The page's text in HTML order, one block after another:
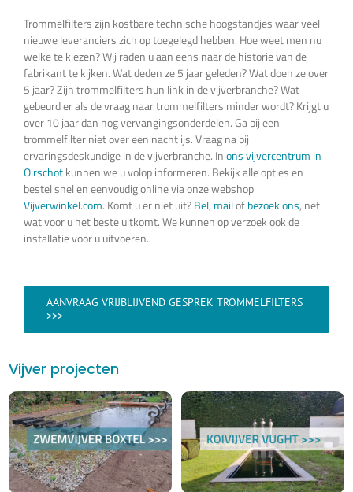
Trommelfilters zijn kostbare technische hoogstandjes waar veel
nieuwe leveranciers zich op toegelegd hebben. Hoe weet men nu
welke te kiezen? Wij raden u aan eens naar de historie van de
fabrikant te kijken. Wat deden ze 5 jaar geleden? Wat doen ze over
5 jaar? Zijn trommelfilters hun link in de vijverbranche? Wat
gebeurd er als de vraag naar trommelfilters minder wordt? Krijgt u
over 10 jaar dan nog vervangingsonderdelen. Ga bij een
trommelfilter niet over een nacht ijs. Vraag na bij
ervaringsdeskundige in de vijverbranche. Inons vijvercentrum in
Oirschotkunnen we u volop informeren. Bekijk alle opties en
bestel snel en eenvoudig online via onze webshop
Vijverwinkel.com. Komt u er niet uit?Bel, mailofbezoek ons, net
wat voor u het beste uitkomt. We kunnen op verzoek ook de
installatie voor u uitvoeren.
AANVRAAG VRIJBLIJVEND GESPREK TROMMELFILTERS
>>>
Vijver projecten